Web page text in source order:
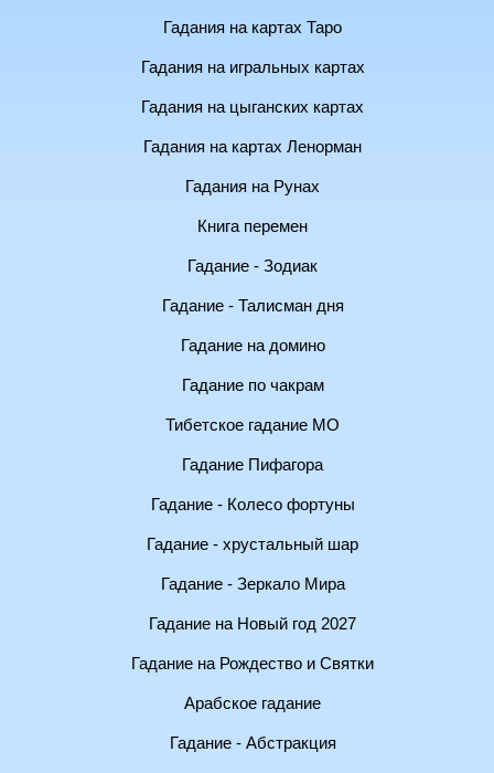
Гадания на картах Таро
Гадания на игральных картах
Гадания на цыганских картах
Гадания на картах Ленорман
Гадания на Рунах
Книга перемен
Гадание - Зодиак
Гадание - Талисман дня
Гадание на домино
Гадание по чакрам
Тибетское гадание МО
Гадание Пифагора
Гадание - Колесо фортуны
Гадание - хрустальный шар
Гадание - Зеркало Мира
Гадание на Новый год 2027
Гадание на Рождество и Святки
Арабское гадание
Гадание - Абстракция